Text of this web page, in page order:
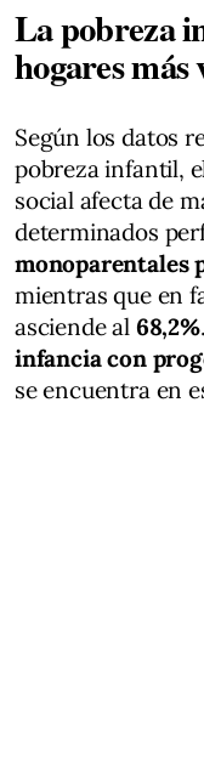
La pobreza
hogares
Según los datos
pobreza infantil,
social afecta de
determinados
monoparentales
mientras que en
asciende al 68,2%
infancia con
se encuentra en